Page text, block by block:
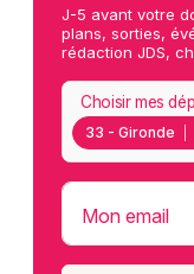
J-5 avant votre
plans, sorties,
rédaction JDS,
33 - Gironde
Choisir mes
Mon email